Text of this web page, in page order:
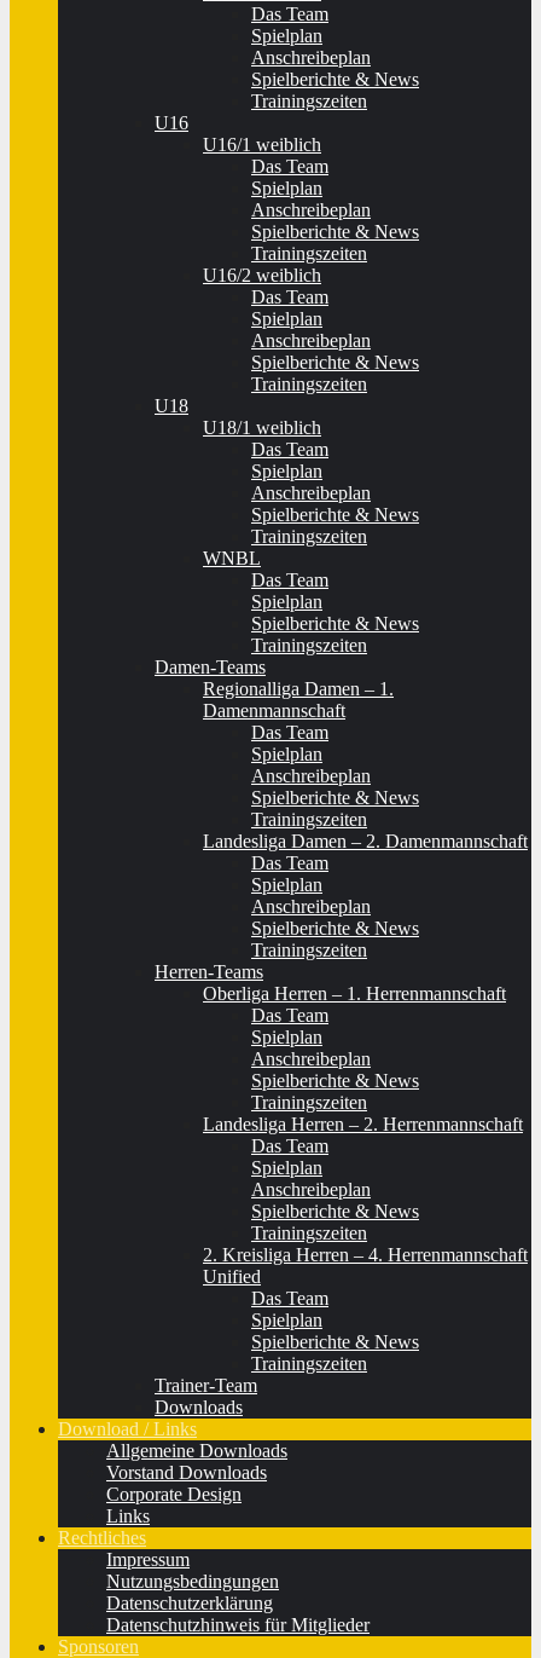
Das Team
Spielplan
Anschreibeplan
Spielberichte & News
Trainingszeiten
U16
U16/1 weiblich
Das Team
Spielplan
Anschreibeplan
Spielberichte & News
Trainingszeiten
U16/2 weiblich
Das Team
Spielplan
Anschreibeplan
Spielberichte & News
Trainingszeiten
U18
U18/1 weiblich
Das Team
Spielplan
Anschreibeplan
Spielberichte & News
Trainingszeiten
WNBL
Das Team
Spielplan
Spielberichte & News
Trainingszeiten
Damen-Teams
Regionalliga Damen – 1.
Damenmannschaft
Das Team
Spielplan
Anschreibeplan
Spielberichte & News
Trainingszeiten
Landesliga Damen – 2. Damenmannschaft
Das Team
Spielplan
Anschreibeplan
Spielberichte & News
Trainingszeiten
Herren-Teams
Oberliga Herren – 1. Herrenmannschaft
Das Team
Spielplan
Anschreibeplan
Spielberichte & News
Trainingszeiten
Landesliga Herren – 2. Herrenmannschaft
Das Team
Spielplan
Anschreibeplan
Spielberichte & News
Trainingszeiten
2. Kreisliga Herren – 4. Herrenmannschaft
Unified
Das Team
Spielplan
Spielberichte & News
Trainingszeiten
Trainer-Team
Downloads
Download / Links
Allgemeine Downloads
Vorstand Downloads
Corporate Design
Links
Rechtliches
Impressum
Nutzungsbedingungen
Datenschutzerklärung
Datenschutzhinweis für Mitglieder
Sponsoren